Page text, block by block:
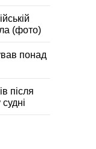
(фото)
понад
після